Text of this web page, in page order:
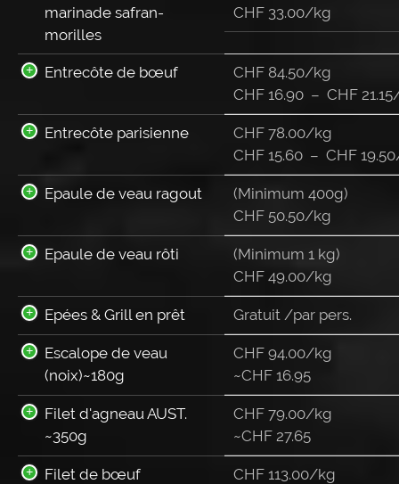
marinade safran-
morilles
CHF 33.00/kg
Entrecôte de bœuf
CHF 84.50/kg
CHF 16.90 – CHF 21.15
Entrecôte parisienne
CHF 78.00/kg
CHF 15.60 – CHF 19.50
Epaule de veau ragout
(Minimum 400g)
CHF 50.50/kg
Epaule de veau rôti
(Minimum 1 kg)
CHF 49.00/kg
Epées & Grill en prêt Gratuit /par pers.
Escalope de veau
(noix)~180g
CHF 94.00/kg
~CHF 16.95
Filet d'agneau AUST.
~350g
CHF 79.00/kg
~CHF 27.65
Filet de bœuf
CHF 113.00/kg